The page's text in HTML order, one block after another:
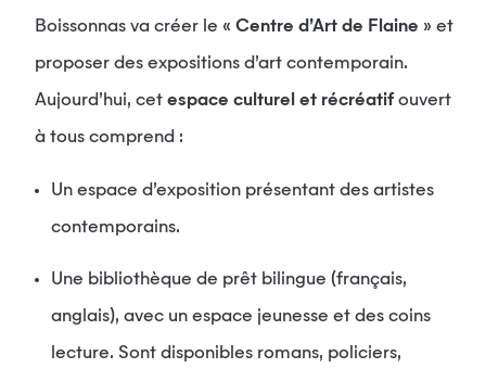
Boissonnas va créer le « Centre d’Art de Flaine » et
proposer des expositions d’art contemporain.
Aujourd’hui, cet espace culturel et récréatif ouvert
à tous comprend :
Un espace d’exposition présentant des artistes
contemporains.
Une bibliothèque de prêt bilingue (français,
anglais), avec un espace jeunesse et des coins
lecture. Sont disponibles romans, policiers,